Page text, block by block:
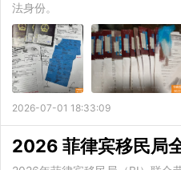
法身份。
2026-07-01 18:33:09